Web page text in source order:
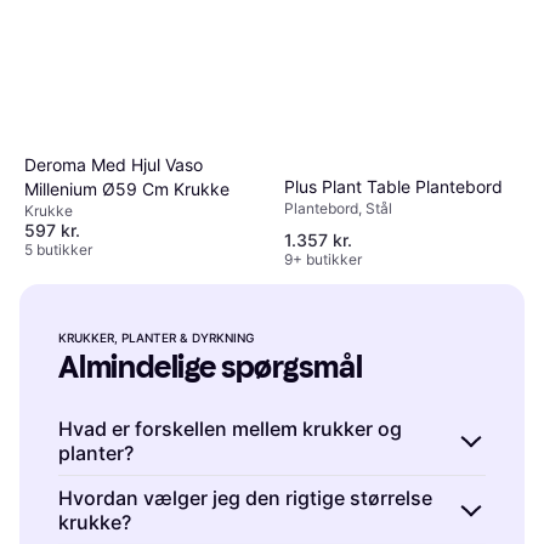
Deroma Med Hjul Vaso
Millenium Ø59 Cm Krukke
Krukke
597 kr.
5 butikker
Plus Plant Table Plantebord
Plantebord, Stål
1.357 kr.
9+ butikker
KRUKKER, PLANTER & DYRKNING
Almindelige spørgsmål
Hvad er forskellen mellem krukker og
planter?
Krukker, Planter & Dyrkning er kategorier, der
dækker forskellige aspekter af havearbejde.
Hvordan vælger jeg den rigtige størrelse
krukke?